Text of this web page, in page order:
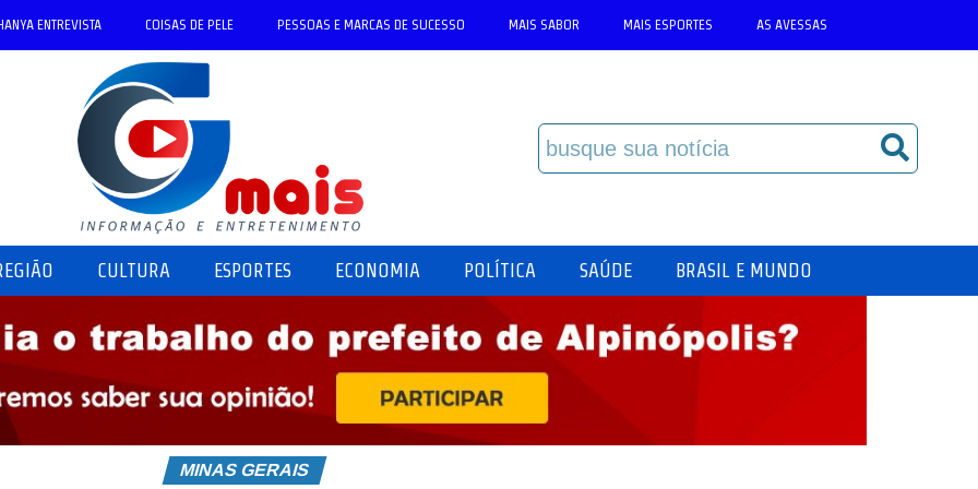
ENTREVISTA COISAS DE PELE PESSOAS E MARCAS DE SUCESSO MAIS SABOR MAIS ESPORTES AS AVESSAS
CULTURA ESPORTES ECONOMIA POLÍTICA SAÚDE BRASIL E MUNDO
MINAS GERAIS